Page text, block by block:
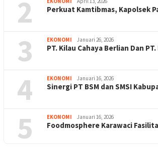
2 Perkuat Kamtibmas, Kapolsek
3 EKONOMI Januari 26, 2026
PT. Kilau Cahaya Berlian Dan
4 EKONOMI Januari 16, 2026
Sinergi PT BSM dan SMSI
5 EKONOMI Januari 16, 2026
Foodmosphere Karawaci